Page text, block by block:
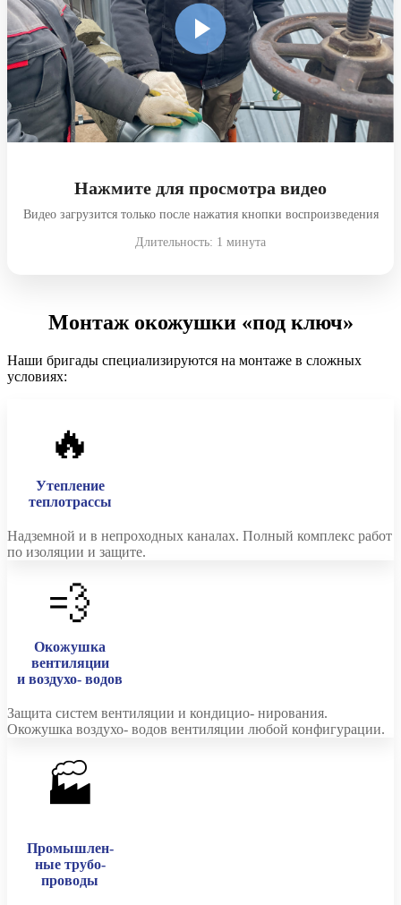
Нажмите для просмотра видео
Видео загрузится только после нажатия кнопки воспроизведения
Длительность: 1 минута
Монтаж окожушки «под ключ»
Наши бригады специализируются на монтаже в сложных
условиях:
🔥
Утепление
теплотрассы
Надземной и в непроходных каналах. Полный комплекс работ
по изоляции и защите.
💨
Окожушка
вентиляции
и воздухо- водов
Защита систем вентиляции и кондицио- нирования.
Окожушка воздухо- водов вентиляции любой конфигурации.
🏭
Промышлен-
ные трубо-
проводы